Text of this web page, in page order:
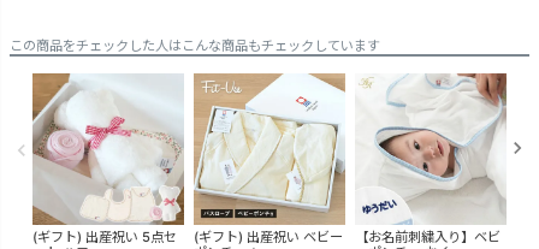
この商品をチェックした人はこんな商品もチェックしています
(ギフト) 出産祝い 5点セ
(ギフト) 出産祝い ベビー
【お名前刺繍入り】ベビ